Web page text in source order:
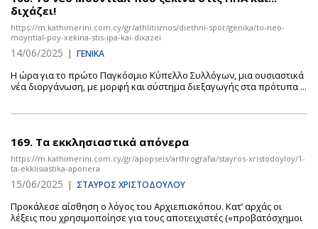
διχάζει!
https://m.kathimerini.com.cy/gr/athlitismos/diethni-spor/genika/to-neo-
moyntial-poy-xekina-stis-ipa-kai-dixazei
14/06/2025 | ΓΕΝΙΚΑ
Η ώρα για το πρώτο Παγκόσμιο Κύπελλο Συλλόγων, μια ουσιαστικά
νέα διοργάνωση, με μορφή και σύστημα διεξαγωγής στα πρότυπα ...
169. Τα εκκλησιαστικά απόνερα
https://m.kathimerini.com.cy/gr/apopseis/arthrografia/stayros-xristodoyloy/1-
ta-ekklisiastika-aponera
15/06/2025 | ΣΤΑΥΡΟΣ ΧΡΙΣΤΟΔΟΥΛΟΥ
Προκάλεσε αίσθηση ο λόγος του Αρχιεπισκόπου. Κατ’ αρχάς οι
λέξεις που χρησιμοποίησε για τους αποτειχιστές («προβατόσχημοι